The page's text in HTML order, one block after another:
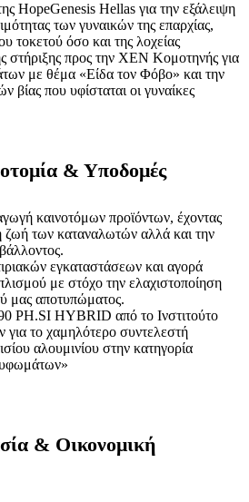
HopeGenesis Hellas για την εξάλειψη
των γυναικών της επαρχίας,
τοκετού όσο και της λοχείας
στήριξης προς την ΧΕΝ Κομοτηνής για
με θέμα «Είδα τον Φόβο» και την
βίας που υφίσταται οι γυναίκες
& Υποδομές
καινοτόμων προϊόντων, έχοντας
ζωή των καταναλωτών αλλά και την
εγκαταστάσεων και αγορά
με στόχο την ελαχιστοποίηση
μας αποτυπώματος.
PH.SI HYBRID από το Ινστιτούτο
το χαμηλότερο συντελεστή
αλουμινίου στην κατηγορία
& Οικονομική